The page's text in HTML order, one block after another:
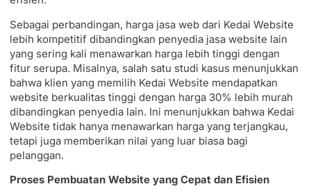
Sebagai perbandingan, harga jasa web dari Kedai Website
lebih kompetitif dibandingkan penyedia jasa website lain
yang sering kali menawarkan harga lebih tinggi dengan
fitur serupa. Misalnya, salah satu studi kasus menunjukkan
bahwa klien yang memilih Kedai Website mendapatkan
website berkualitas tinggi dengan harga 30% lebih murah
dibandingkan penyedia lain. Ini menunjukkan bahwa Kedai
Website tidak hanya menawarkan harga yang terjangkau,
tetapi juga memberikan nilai yang luar biasa bagi
pelanggan.
Proses Pembuatan Website yang Cepat dan Efisien